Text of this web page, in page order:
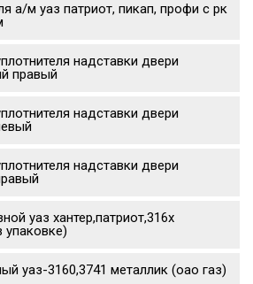
а/м уаз патриот, пикап, профи с рк
надставки двери
правый
надставки двери
надставки двери
уаз хантер,патриот,316x
упаковке)
уаз-3160,3741 металлик (оао газ)